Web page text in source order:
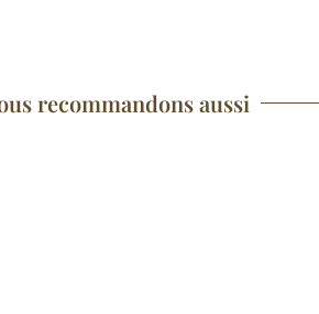
recommandons aussi